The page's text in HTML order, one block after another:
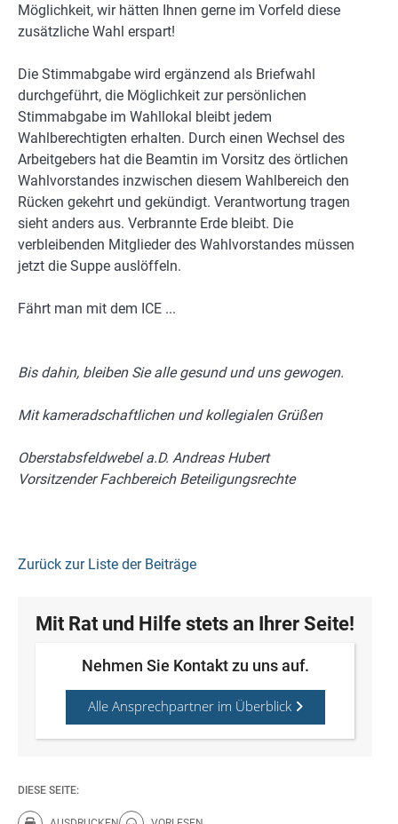
Möglichkeit, wir hätten Ihnen gerne im Vorfeld diese
zusätzliche Wahl erspart!
Die Stimmabgabe wird ergänzend als Briefwahl
durchgeführt, die Möglichkeit zur persönlichen
Stimmabgabe im Wahllokal bleibt jedem
Wahlberechtigten erhalten. Durch einen Wechsel des
Arbeitgebers hat die Beamtin im Vorsitz des örtlichen
Wahlvorstandes inzwischen diesem Wahlbereich den
Rücken gekehrt und gekündigt. Verantwortung tragen
sieht anders aus. Verbrannte Erde bleibt. Die
verbleibenden Mitglieder des Wahlvorstandes müssen
jetzt die Suppe auslöffeln.
Fährt man mit dem ICE ...
Bis dahin, bleiben Sie alle gesund und uns gewogen.
Mit kameradschaftlichen und kollegialen Grüßen
Oberstabsfeldwebel a.D. Andreas Hubert
Vorsitzender Fachbereich Beteiligungsrechte
Zurück zur Liste der Beiträge
Mit Rat und Hilfe stets an Ihrer Seite!
Nehmen Sie Kontakt zu uns auf.
Alle Ansprechpartner im Überblick
DIESE SEITE: